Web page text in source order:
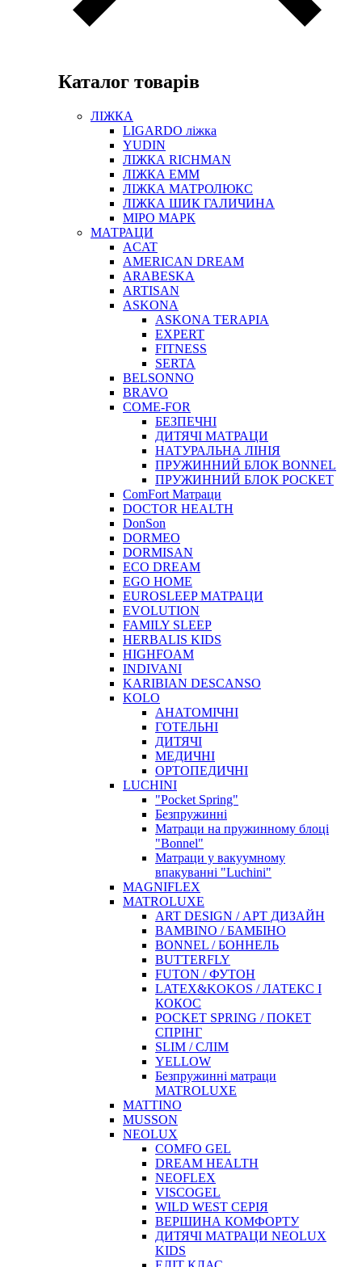
Каталог товарів
ЛІЖКА
LIGARDO ліжка
YUDIN
ЛІЖКА RICHMAN
ЛІЖКА ЕММ
ЛІЖКА МАТРОЛЮКС
ЛІЖКА ШИК ГАЛИЧИНА
МІРО МАРК
МАТРАЦИ
ACAT
AMERICAN DREAM
ARABESKA
ARTISAN
ASKONA
ASKONA TERAPIA
EXPERT
FITNESS
SERTA
BELSONNO
BRAVO
COME-FOR
БЕЗПЕЧНІ
ДИТЯЧІ МАТРАЦИ
НАТУРАЛЬНА ЛІНІЯ
ПРУЖИННИЙ БЛОК BONNEL
ПРУЖИННИЙ БЛОК POCKET
ComFort Матраци
DOCTOR HEALTH
DonSon
DORMEO
DORMISAN
ECO DREAM
EGO HOME
EUROSLEEP МАТРАЦИ
EVOLUTION
FAMILY SLEEP
HERBALIS KIDS
HIGHFOAM
INDIVANI
KARIBIAN DESCANSO
KOLO
АНАТОМІЧНІ
ГОТЕЛЬНІ
ДИТЯЧІ
МЕДИЧНІ
ОРТОПЕДИЧНІ
LUCHINI
"Pocket Spring"
Безпружинні
Матраци на пружинному блоці
"Bonnel"
Матраци у вакуумному
впакуванні "Luchini"
MAGNIFLEX
MATROLUXE
ART DESIGN / АРТ ДИЗАЙН
BAMBINO / БАМБІНО
BONNEL / БОННЕЛЬ
BUTTERFLY
FUTON / ФУТОН
LATEX&KOKOS / ЛАТЕКС І
КОКОС
POCKET SPRING / ПОКЕТ
СПРІНГ
SLIM / СЛІМ
YELLOW
Безпружинні матраци
MATROLUXE
MATTINO
MUSSON
NEOLUX
COMFO GEL
DREAM HEALTH
NEOFLEX
VISCOGEL
WILD WEST СЕРІЯ
ВЕРШИНА КОМФОРТУ
ДИТЯЧІ МАТРАЦИ NEOLUX
KIDS